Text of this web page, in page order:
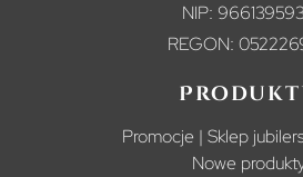
NIP:
REGON:
Promocje | Sklep
Nowe